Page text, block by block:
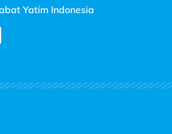
Yatim Indonesia